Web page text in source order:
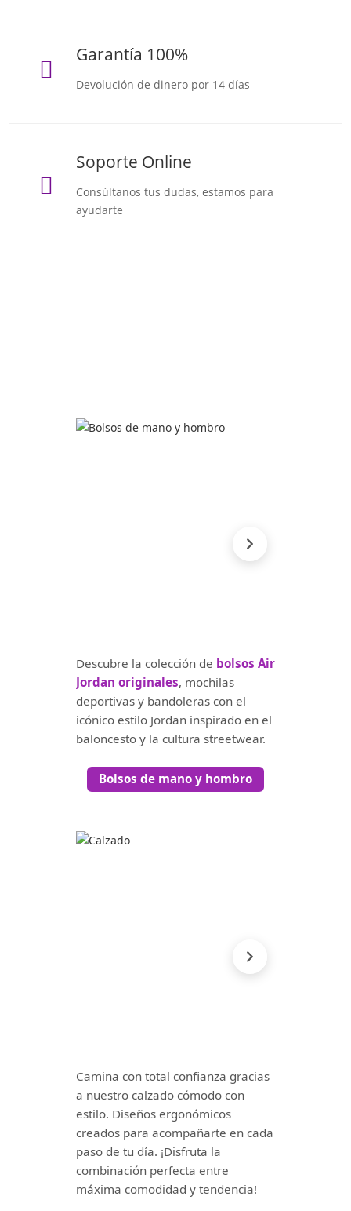

Garantía 100%
Devolución de dinero por 14 días

Soporte Online
Consúltanos tus dudas, estamos para
ayudarte
Descubre la colección de bolsos Air
Jordan originales, mochilas
deportivas y bandoleras con el
icónico estilo Jordan inspirado en el
baloncesto y la cultura streetwear.
Bolsos de mano y hombro
Camina con total confianza gracias
a nuestro calzado cómodo con
estilo. Diseños ergonómicos
creados para acompañarte en cada
paso de tu día. ¡Disfruta la
combinación perfecta entre
máxima comodidad y tendencia!